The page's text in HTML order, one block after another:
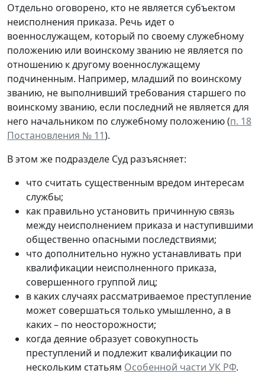
Отдельно оговорено, кто не является субъектом
неисполнения приказа. Речь идет о
военнослужащем, который по своему служебному
положению или воинскому званию не является по
отношению к другому военнослужащему
подчиненным. Например, младший по воинскому
званию, не выполнивший требования старшего по
воинскому званию, если последний не является для
него начальником по служебному положению (п. 18
Постановления № 11).
В этом же подразделе Суд разъясняет:
что считать существенным вредом интересам
службы;
как правильно установить причинную связь
между неисполнением приказа и наступившими
общественно опасными последствиями;
что дополнительно нужно устанавливать при
квалификации неисполненного приказа,
совершенного группой лиц;
в каких случаях рассматриваемое преступление
может совершаться только умышленно, а в
каких – по неосторожности;
когда деяние образует совокупность
преступлений и подлежит квалификации по
нескольким статьям Особенной части УК РФ.